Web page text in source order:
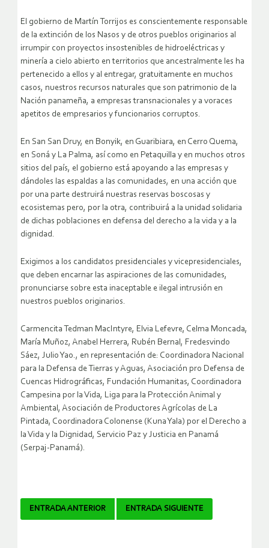
El gobierno de Martín Torrijos es conscientemente responsable
de la extinción de los Nasos y de otros pueblos originarios al
irrumpir con proyectos insostenibles de hidroeléctricas y
minería a cielo abierto en territorios que ancestralmente les ha
pertenecido a ellos y al entregar, gratuitamente en muchos
casos, nuestros recursos naturales que son patrimonio de la
Nación panameña, a empresas transnacionales y a voraces
apetitos de empresarios y funcionarios corruptos.
En San San Druy, en Bonyik, en Guaribiara, en Cerro Quema,
en Soná y La Palma, así como en Petaquilla y en muchos otros
sitios del país, el gobierno está apoyando a las empresas y
dándoles las espaldas a las comunidades, en una acción que
por una parte destruirá nuestras reservas boscosas y
ecosistemas pero, por la otra, contribuirá a la unidad solidaria
de dichas poblaciones en defensa del derecho a la vida y a la
dignidad.
Exigimos a los candidatos presidenciales y vicepresidenciales,
que deben encarnar las aspiraciones de las comunidades,
pronunciarse sobre esta inaceptable e ilegal intrusión en
nuestros pueblos originarios.
Carmencita Tedman MacIntyre, Elvia Lefevre, Celma Moncada,
María Muñoz, Anabel Herrera, Rubén Bernal, Fredesvindo
Sáez, Julio Yao., en representación de: Coordinadora Nacional
para la Defensa de Tierras y Aguas, Asociación pro Defensa de
Cuencas Hidrográficas, Fundación Humanitas, Coordinadora
Campesina por la Vida, Liga para la Protección Animal y
Ambiental, Asociación de Productores Agrícolas de La
Pintada, Coordinadora Colonense (Kuna Yala) por el Derecho a
la Vida y la Dignidad, Servicio Paz y Justicia en Panamá
(Serpaj-Panamá).
Navegador
ENTRADA ANTERIOR ENTRADA SIGUIENTE